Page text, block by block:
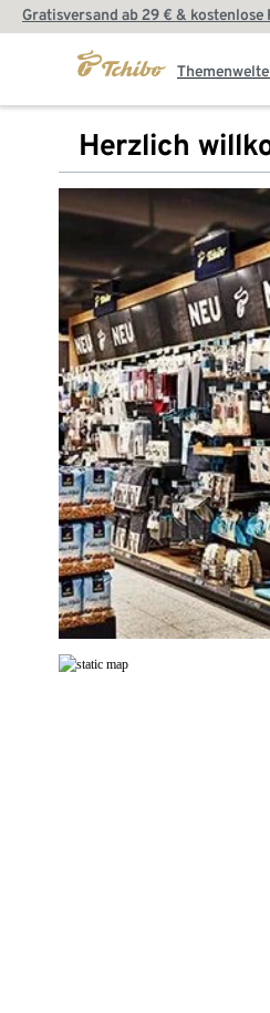
Gratisversand ab 29 € & kostenlose
Herzlich